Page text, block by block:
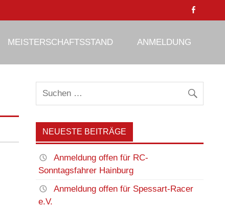
MEISTERSCHAFTSSTAND ANMELDUNG
NEUESTE BEITRÄGE
Anmeldung offen für RC-
Sonntagsfahrer Hainburg
Anmeldung offen für Spessart-Racer
e.V.